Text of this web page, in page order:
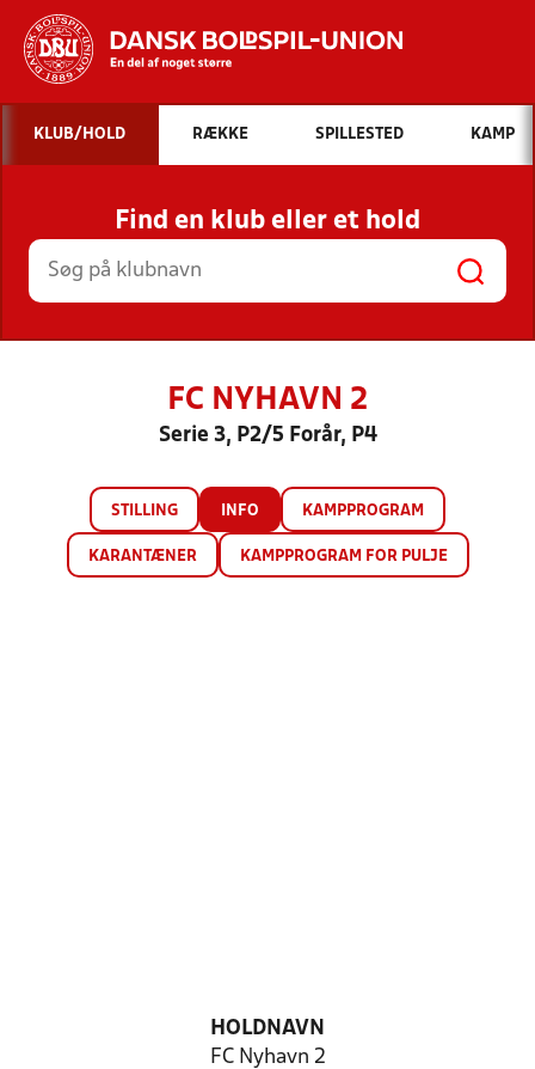
Hvad vil du søge efter?
INDHOLD OG NYHEDER
STILLINGER, RESULTATER, KLUBBER OG
HOLD
KLUB/HOLD RÆKKE SPILLESTED KAMP
Find en klub eller et hold
FC NYHAVN 2
Serie 3, P2/5 Forår, P4
STILLING INFO KAMPPROGRAM
KARANTÆNER KAMPPROGRAM FOR PULJE
HOLDNAVN
FC Nyhavn 2